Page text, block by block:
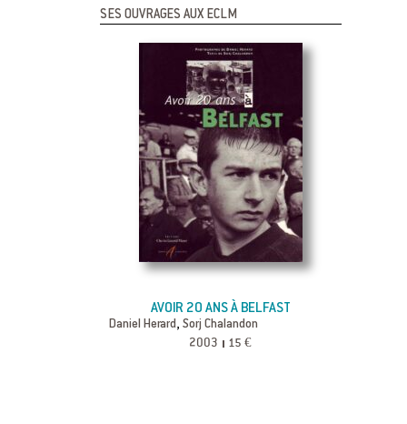
SES OUVRAGES AUX ECLM
AVOIR 20 ANS À BELFAST
Daniel Herard, Sorj Chalandon
2003 15 €